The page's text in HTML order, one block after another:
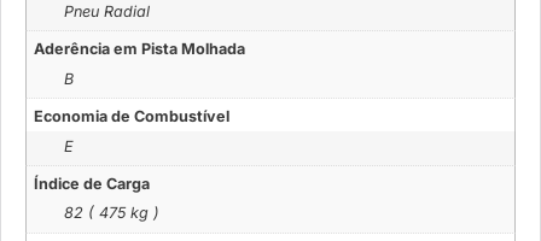
Pneu Radial
Aderência em Pista Molhada
B
Economia de Combustível
E
Índice de Carga
82 ( 475 kg )